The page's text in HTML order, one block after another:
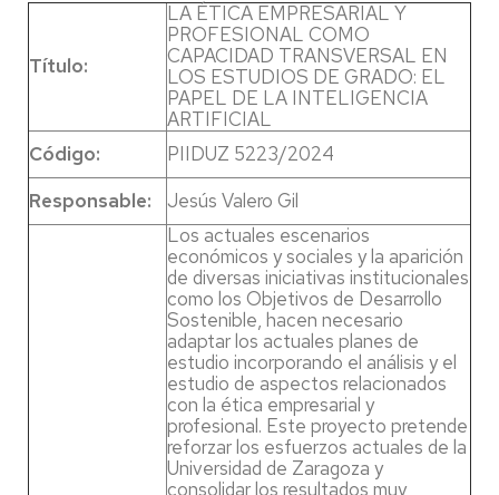
Título:
LA ÉTICA EMPRESARIAL Y
PROFESIONAL COMO
CAPACIDAD TRANSVERSAL EN
LOS ESTUDIOS DE GRADO: EL
PAPEL DE LA INTELIGENCIA
ARTIFICIAL
Código:
PIIDUZ 5223/2024
Responsable:
Jesús Valero Gil
Los actuales escenarios
económicos y sociales y la aparición
de diversas iniciativas institucionales
como los Objetivos de Desarrollo
Sostenible, hacen necesario
adaptar los actuales planes de
estudio incorporando el análisis y el
estudio de aspectos relacionados
con la ética empresarial y
profesional. Este proyecto pretende
reforzar los esfuerzos actuales de la
Universidad de Zaragoza y
consolidar los resultados muy